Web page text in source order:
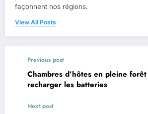
façonnent nos régions.
View All Posts
Previous post
Chambres d’hôtes en pleine
recharger les batteries
Next post